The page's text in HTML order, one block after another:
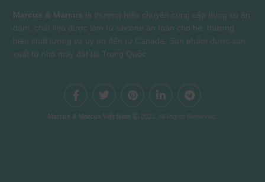
Marcus & Marcus là thương hiệu chuyên cung cấp dụng cụ ăn
dặm, chất liệu được làm từ silicone an toàn cho bé, thương
hiệu chất lượng và uy tín đến từ Canada. Sản phẩm được sản
xuất từ nhà máy đặt tại Trung Quốc.
Marcus & Marcus Việt Nam 2022. All Rights Reserved.